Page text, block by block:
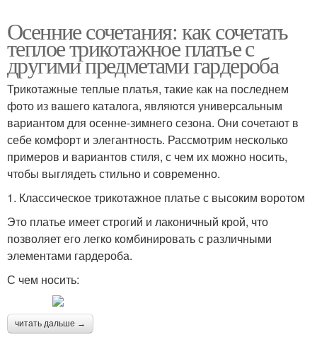
Осенние сочетания: как сочетать
теплое трикотажное платье с
другими предметами гардероба
Трикотажные теплые платья, такие как на последнем
фото из вашего каталога, являются универсальным
вариантом для осенне-зимнего сезона. Они сочетают в
себе комфорт и элегантность. Рассмотрим несколько
примеров и вариантов стиля, с чем их можно носить,
чтобы выглядеть стильно и современно.
1. Классическое трикотажное платье с высоким воротом
Это платье имеет строгий и лаконичный крой, что
позволяет его легко комбинировать с различными
элементами гардероба.
С чем носить:
читать дальше →